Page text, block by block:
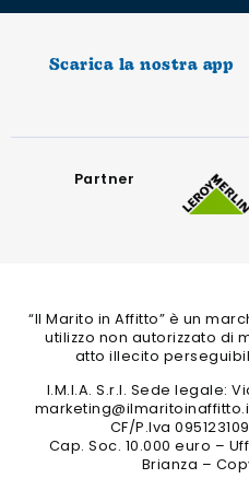
Scarica la nostra app
Partner
“Il Marito in Affitto” è un
utilizzo non autorizzato di
atto illecito
I.M.I.A. S.r.l. Sede legale:
CF/P.Iva
Cap. Soc. 10.000 euro –
Brianza –